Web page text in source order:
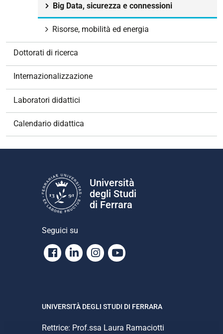
Big Data, sicurezza e connessioni
Risorse, mobilità ed energia
Dottorati di ricerca
Internazionalizzazione
Laboratori didattici
Calendario didattica
Università
degli Studi
di Ferrara
Seguici su
Facebook
LinkedinInstagram
Youtube
UNIVERSITÀ DEGLI STUDI DI FERRARA
Rettrice: Prof.ssa Laura Ramaciotti